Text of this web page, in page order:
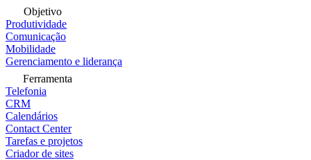
Objetivo
Produtividade
Comunicação
Mobilidade
Gerenciamento e liderança
Ferramenta
Telefonia
CRM
Calendários
Contact Center
Tarefas e projetos
Criador de sites